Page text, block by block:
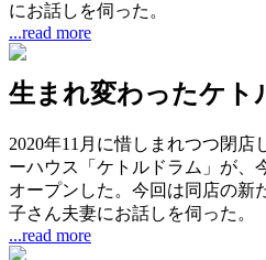
にお話しを伺った。
...read more
生まれ変わったケ
2020年11月に惜しまれつつ閉店
ーハウス「ケトルドラム」が、
オープンした。今回は同店の新
子さん夫妻にお話しを伺った。
...read more